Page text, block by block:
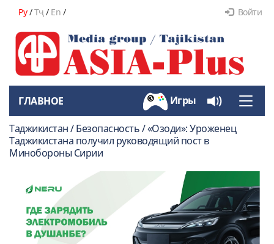
Ру/Тҷ/ En / Войти
Toggle
ГЛАВНОЕ Игры
Таджикистан / Безопасность / «Озоди»: Уроженец
Таджикистана получил руководящий пост в
Минобороны Сирии